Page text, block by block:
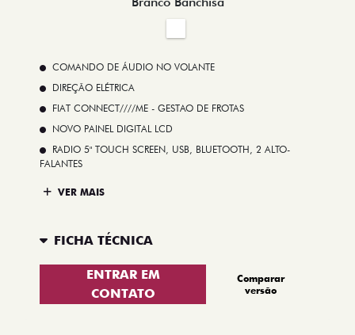
COMANDO DE ÁUDIO NO VOLANTE
DIREÇÃO ELÉTRICA
FIAT CONNECT////ME - GESTAO DE FROTAS
NOVO PAINEL DIGITAL LCD
RADIO 5" TOUCH SCREEN, USB, BLUETOOTH, 2 ALTO-
FALANTES
VER MAIS
FICHA TÉCNICA
ENTRAR EM
CONTATO
Comparar
versão